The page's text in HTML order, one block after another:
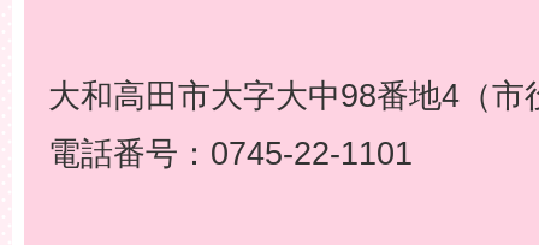
大和高田市大字大中98番地4（市
電話番号：0745-22-1101